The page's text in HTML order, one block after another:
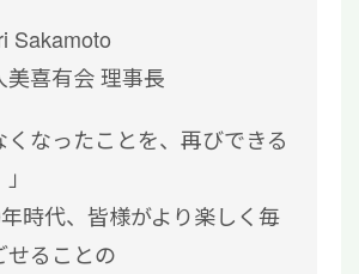
Sakamoto
美喜有会 理事長
くなったことを、再びできる
時代、皆様がより楽しく毎
せることの